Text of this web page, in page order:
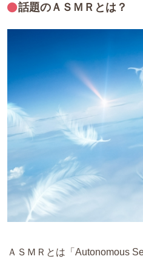
話題のＡＳＭＲとは？
ＡＳＭＲとは「Autonomous